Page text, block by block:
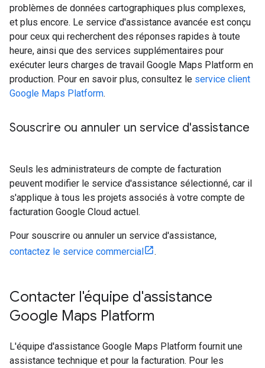
problèmes de données cartographiques plus complexes,
et plus encore. Le service d'assistance avancée est conçu
pour ceux qui recherchent des réponses rapides à toute
heure, ainsi que des services supplémentaires pour
exécuter leurs charges de travail Google Maps Platform en
production. Pour en savoir plus, consultez le service client
Google Maps Platform.
Souscrire ou annuler un service d'assistance
Seuls les administrateurs de compte de facturation
peuvent modifier le service d'assistance sélectionné, car il
s'applique à tous les projets associés à votre compte de
facturation Google Cloud actuel.
Pour souscrire ou annuler un service d'assistance,
contactez le service commercial
.
Contacter l'équipe d'assistance
Google Maps Platform
L'équipe d'assistance Google Maps Platform fournit une
assistance technique et pour la facturation. Pour les